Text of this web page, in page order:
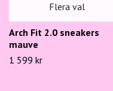
Flera val
Arch Fit 2.0 sneakers
mauve
1 599 kr